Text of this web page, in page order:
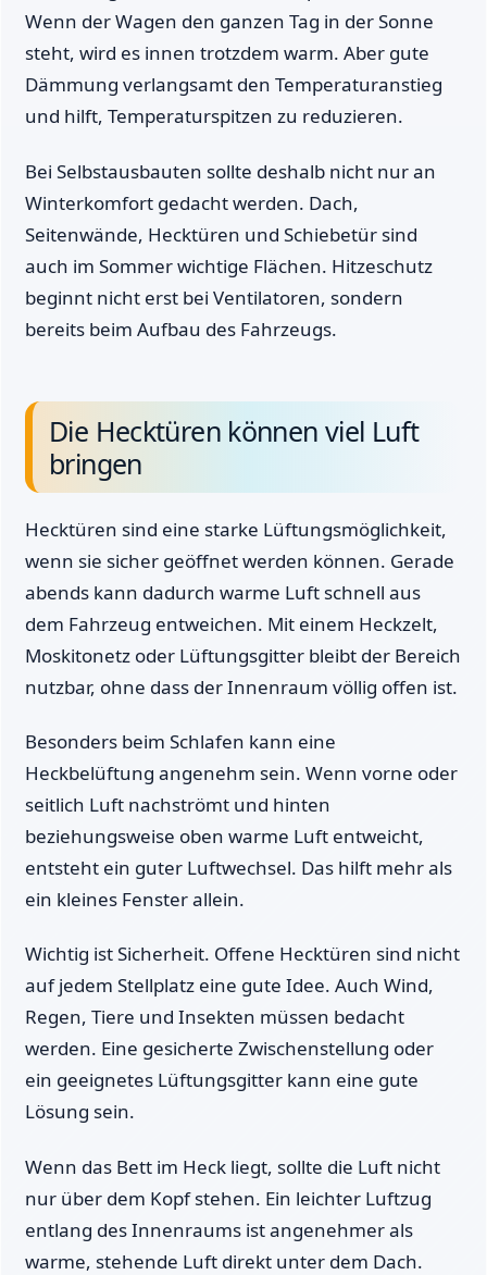
Wenn der Wagen den ganzen Tag in der Sonne
steht, wird es innen trotzdem warm. Aber gute
Dämmung verlangsamt den Temperaturanstieg
und hilft, Temperaturspitzen zu reduzieren.
Bei Selbstausbauten sollte deshalb nicht nur an
Winterkomfort gedacht werden. Dach,
Seitenwände, Hecktüren und Schiebetür sind
auch im Sommer wichtige Flächen. Hitzeschutz
beginnt nicht erst bei Ventilatoren, sondern
bereits beim Aufbau des Fahrzeugs.
Die Hecktüren können viel Luft
bringen
Hecktüren sind eine starke Lüftungsmöglichkeit,
wenn sie sicher geöffnet werden können. Gerade
abends kann dadurch warme Luft schnell aus
dem Fahrzeug entweichen. Mit einem Heckzelt,
Moskitonetz oder Lüftungsgitter bleibt der Bereich
nutzbar, ohne dass der Innenraum völlig offen ist.
Besonders beim Schlafen kann eine
Heckbelüftung angenehm sein. Wenn vorne oder
seitlich Luft nachströmt und hinten
beziehungsweise oben warme Luft entweicht,
entsteht ein guter Luftwechsel. Das hilft mehr als
ein kleines Fenster allein.
Wichtig ist Sicherheit. Offene Hecktüren sind nicht
auf jedem Stellplatz eine gute Idee. Auch Wind,
Regen, Tiere und Insekten müssen bedacht
werden. Eine gesicherte Zwischenstellung oder
ein geeignetes Lüftungsgitter kann eine gute
Lösung sein.
Wenn das Bett im Heck liegt, sollte die Luft nicht
nur über dem Kopf stehen. Ein leichter Luftzug
entlang des Innenraums ist angenehmer als
warme, stehende Luft direkt unter dem Dach.